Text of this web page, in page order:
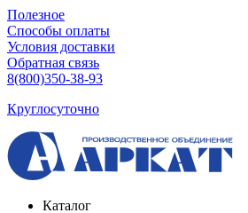
Полезное
Способы оплаты
Условия доставки
Обратная связь
8(800)350-38-93
Круглосуточно
Каталог